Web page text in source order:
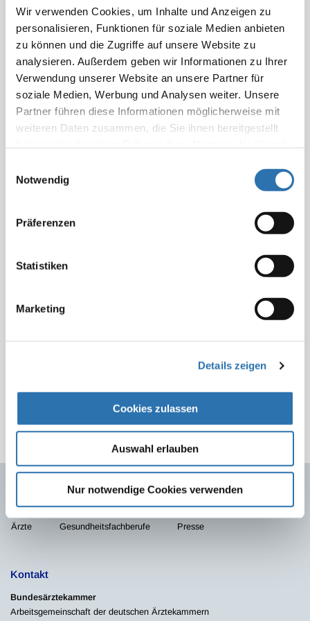
Wir verwenden Cookies, um Inhalte und Anzeigen zu
personalisieren, Funktionen für soziale Medien anbieten
zu können und die Zugriffe auf unsere Website zu
analysieren. Außerdem geben wir Informationen zu Ihrer
Verwendung unserer Website an unsere Partner für
soziale Medien, Werbung und Analysen weiter. Unsere
Partner führen diese Informationen möglicherweise mit
weiteren Daten zusammen, die Sie ihnen bereitgestellt
Cookies, wenn Sie unsere Webseite weiterhin
Notwendig
Präferenzen
Statistiken
Marketing
Details zeigen
Cookies zulassen
Auswahl erlauben
Nur notwendige Cookies verwenden
Typ
Seiten
Sortieren nach:
Relevance
Titel Relevanz Datum
Bundesärztekammer
Patientenversorgung Schmerztherapie Sterbehilfe Abrechnung
Analogverzeichnis Anästhesie Ärztestatistik
Arztnummer
FAQ zum elektronischen
übermittelt. Diese für den Antragsteller eindeutige Nummer
Quicklinks
Ärzte Gesundheitsfachberufe Presse
Kontakt
Bundesärztekammer
Arbeitsgemeinschaft der deutschen Ärztekammern